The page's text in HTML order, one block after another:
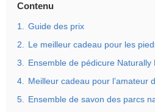
Contenu
1. Guide des prix
2. Le meilleur cadeau pour les
3. Ensemble de pédicure Naturally
4. Meilleur cadeau pour l’amateur
5. Ensemble de savon des parcs